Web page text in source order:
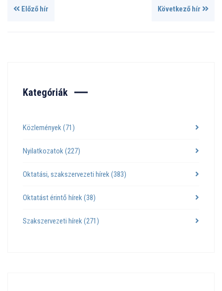
Előző hír Következő hír
Kategóriák
Közlemények (71)
Nyilatkozatok (227)
Oktatási, szakszervezeti hírek (383)
Oktatást érintő hírek (38)
Szakszervezeti hírek (271)